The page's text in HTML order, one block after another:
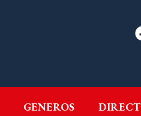
GENEROS
GENEROS